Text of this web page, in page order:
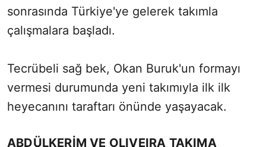
sonrasında Türkiye'ye gelerek takımla
çalışmalara başladı.
Tecrübeli sağ bek, Okan Buruk'un formayı
vermesi durumunda yeni takımıyla ilk ilk
heyecanını taraftarı önünde yaşayacak.
ABDÜLKERİM VE OLIVEIRA TAKIMA